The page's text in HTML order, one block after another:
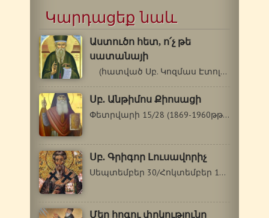
Կարդացեք նաև
Աստուծո հետ, ո՛չ թե
սատանայի
(հատված Սբ. Կոզմաս Էտոլացու…
Սբ. Անթիմոս Քիոսացի
Փետրվարի 15/28 (1869-1960թթ.) Սբ. Անթիմոս…
Սբ. Գրիգոր Լուսավորիչ
Սեպտեմբեր 30/Հոկտեմբեր 13 Սուրբ Գրիգոր…
Մեր հոգու փրկությունը